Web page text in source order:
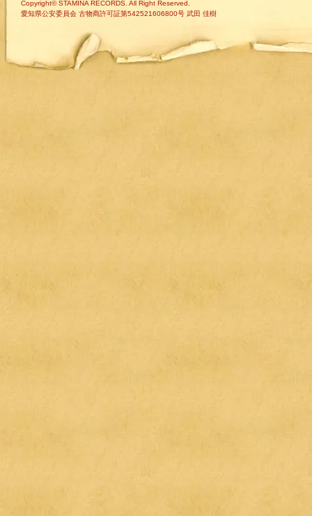
Copyright© STAMINA RECORDS. All Right Reserved.
愛知県公安委員会 古物商許可証第542521606800号 武田 佳樹